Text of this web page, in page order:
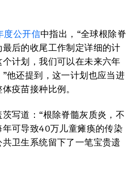
度公开信中指出，“全球根除脊
后的收尾工作制定详细的计
计划，我们可以在未来六年
他还提到，这一计划也应当进
疫苗接种比例。
写道：“根除脊髓灰质炎，不
可导致40万儿童瘫痪的传染
卫生系统留下了一笔宝贵遗